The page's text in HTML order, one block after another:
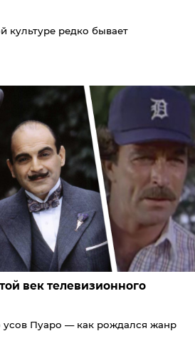
культуре редко бывает
век телевизионного
Пуаро — как рождался жанр